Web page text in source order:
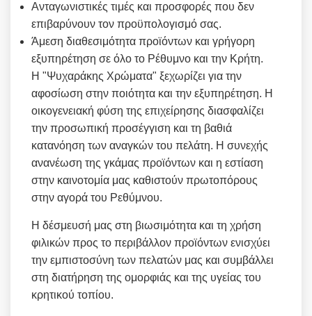
Ανταγωνιστικές τιμές και προσφορές που δεν
επιβαρύνουν τον προϋπολογισμό σας.
Άμεση διαθεσιμότητα προϊόντων και γρήγορη
εξυπηρέτηση σε όλο το Ρέθυμνο και την Κρήτη.
Η "Ψυχαράκης Χρώματα" ξεχωρίζει για την
αφοσίωση στην ποιότητα και την εξυπηρέτηση. Η
οικογενειακή φύση της επιχείρησης διασφαλίζει
την προσωπική προσέγγιση και τη βαθιά
κατανόηση των αναγκών του πελάτη. Η συνεχής
ανανέωση της γκάμας προϊόντων και η εστίαση
στην καινοτομία μας καθιστούν πρωτοπόρους
στην αγορά του Ρεθύμνου.
Η δέσμευσή μας στη βιωσιμότητα και τη χρήση
φιλικών προς το περιβάλλον προϊόντων ενισχύει
την εμπιστοσύνη των πελατών μας και συμβάλλει
στη διατήρηση της ομορφιάς και της υγείας του
κρητικού τοπίου.